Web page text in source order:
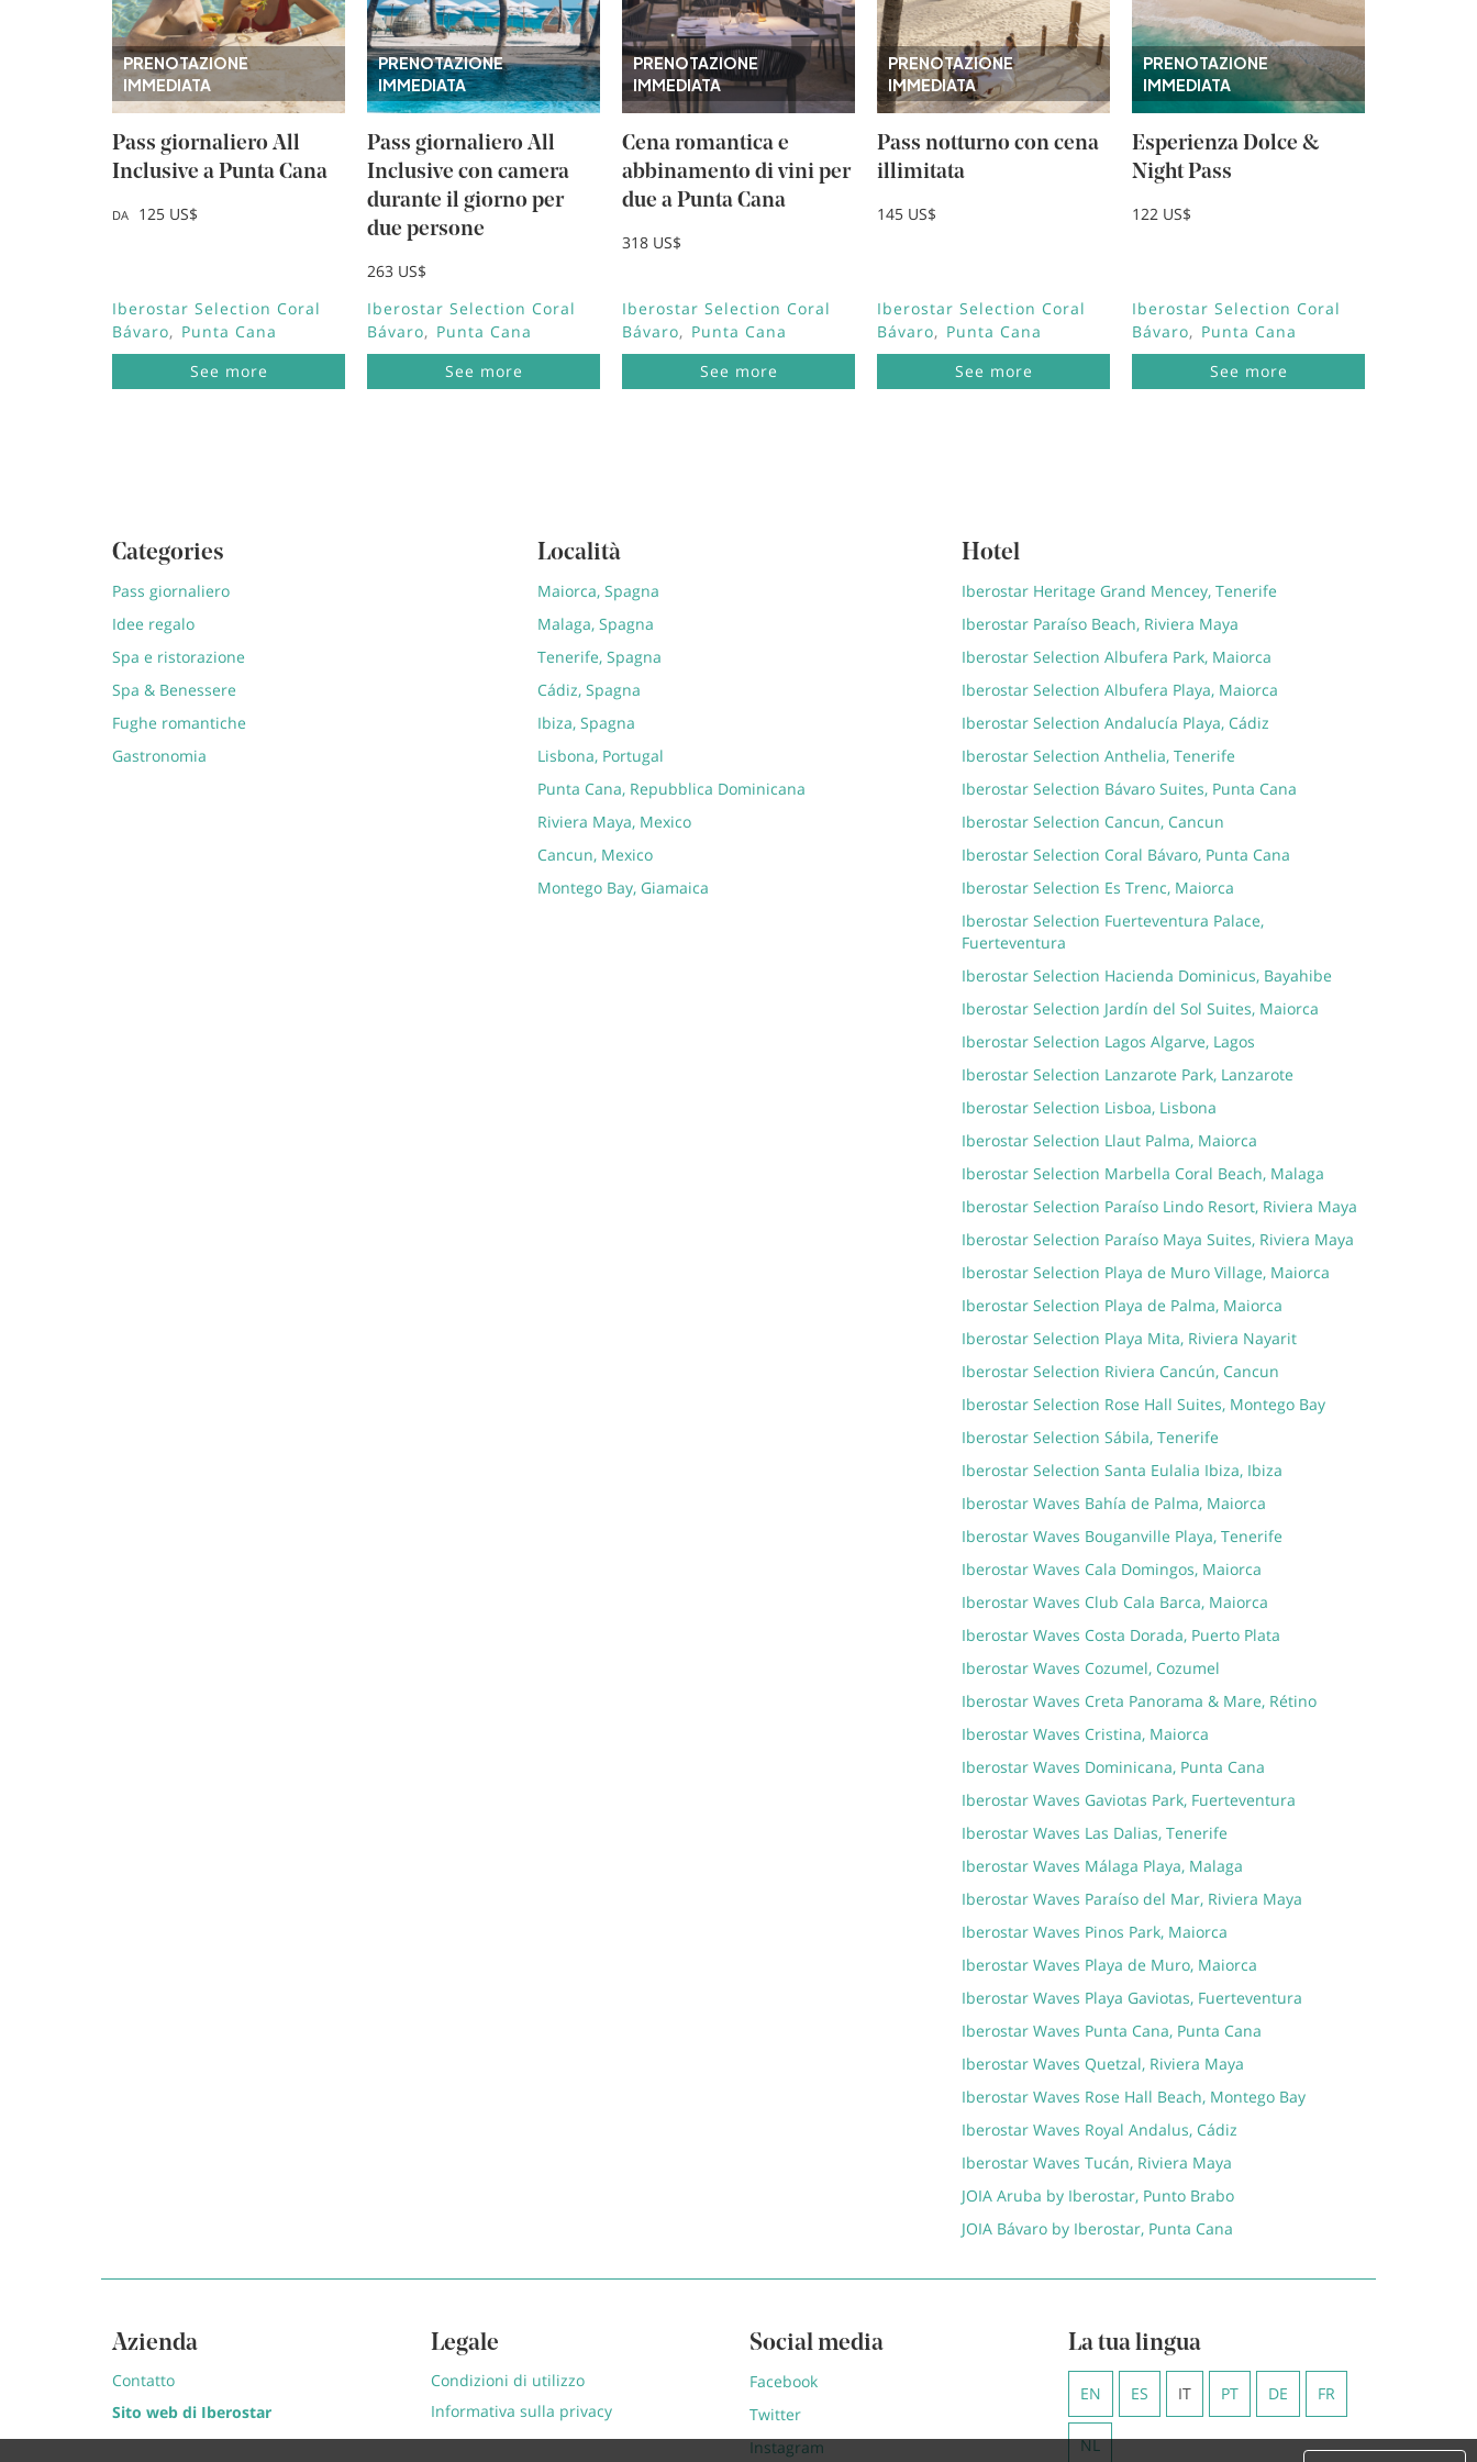
Cádiz, Spagna
Lisbona, Portugal
Punta Cana, Repubblica Dominicana
Riviera Maya, Mexico
Cancun, Mexico
Fuerteventura, Spagna
Montego Bay, Giamaica
Lagos, Portugal
Lanzarote, Spagna
Bayahibe, Repubblica Dominicana
Rétino , Grecia
Trelawny, Giamaica
PRENOTAZIONE
IMMEDIATA
Pass giornaliero All
Inclusive a Punta Cana
DA 125 US$
Iberostar Selection Coral
Bávaro
Punta Cana
See more
PRENOTAZIONE
IMMEDIATA
Pass giornaliero All
Inclusive con camera
durante il giorno per
due persone
263 US$
Iberostar Selection Coral
Bávaro
Punta Cana
See more
PRENOTAZIONE
IMMEDIATA
Cena romantica e
abbinamento di vini per
due a Punta Cana
318 US$
Iberostar Selection Coral
Bávaro
Punta Cana
See more
PRENOTAZIONE
IMMEDIATA
Pass notturno con cena
illimitata
145 US$
Iberostar Selection Coral
Bávaro
Punta Cana
See more
PRENOTAZIONE
IMMEDIATA
Esperienza Dolce &
Night Pass
122 US$
Iberostar Selection Coral
Bávaro
Punta Cana
See more
Categories
Pass giornaliero
Idee regalo
Spa e ristorazione
Spa & Benessere
Fughe romantiche
Gastronomia
Località
Maiorca, Spagna
Malaga, Spagna
Tenerife, Spagna
Cádiz, Spagna
Ibiza, Spagna
Lisbona, Portugal
Punta Cana, Repubblica Dominicana
Riviera Maya, Mexico
Cancun, Mexico
Montego Bay, Giamaica
Hotel
Iberostar Heritage Grand Mencey, Tenerife
Iberostar Paraíso Beach, Riviera Maya
Iberostar Selection Albufera Park, Maiorca
Iberostar Selection Albufera Playa, Maiorca
Iberostar Selection Andalucía Playa, Cádiz
Iberostar Selection Anthelia, Tenerife
Iberostar Selection Bávaro Suites, Punta Cana
Iberostar Selection Cancun, Cancun
Iberostar Selection Coral Bávaro, Punta Cana
Iberostar Selection Es Trenc, Maiorca
Iberostar Selection Fuerteventura Palace,
Fuerteventura
Iberostar Selection Hacienda Dominicus, Bayahibe
Iberostar Selection Jardín del Sol Suites, Maiorca
Iberostar Selection Lagos Algarve, Lagos
Iberostar Selection Lanzarote Park, Lanzarote
Iberostar Selection Lisboa, Lisbona
Iberostar Selection Llaut Palma, Maiorca
Iberostar Selection Marbella Coral Beach, Malaga
Iberostar Selection Paraíso Lindo Resort, Riviera Maya
Iberostar Selection Paraíso Maya Suites, Riviera Maya
Iberostar Selection Playa de Muro Village, Maiorca
Iberostar Selection Playa de Palma, Maiorca
Iberostar Selection Playa Mita, Riviera Nayarit
Iberostar Selection Riviera Cancún, Cancun
Iberostar Selection Rose Hall Suites, Montego Bay
Iberostar Selection Sábila, Tenerife
Iberostar Selection Santa Eulalia Ibiza, Ibiza
Iberostar Waves Bahía de Palma, Maiorca
Iberostar Waves Bouganville Playa, Tenerife
Iberostar Waves Cala Domingos, Maiorca
Iberostar Waves Club Cala Barca, Maiorca
Iberostar Waves Costa Dorada, Puerto Plata
Iberostar Waves Cozumel, Cozumel
Iberostar Waves Creta Panorama & Mare, Rétino
Iberostar Waves Cristina, Maiorca
Iberostar Waves Dominicana, Punta Cana
Iberostar Waves Gaviotas Park, Fuerteventura
Iberostar Waves Las Dalias, Tenerife
Iberostar Waves Málaga Playa, Malaga
Iberostar Waves Paraíso del Mar, Riviera Maya
Iberostar Waves Pinos Park, Maiorca
Iberostar Waves Playa de Muro, Maiorca
Iberostar Waves Playa Gaviotas, Fuerteventura
Iberostar Waves Punta Cana, Punta Cana
Iberostar Waves Quetzal, Riviera Maya
Iberostar Waves Rose Hall Beach, Montego Bay
Iberostar Waves Royal Andalus, Cádiz
Iberostar Waves Tucán, Riviera Maya
JOIA Aruba by Iberostar, Punto Brabo
JOIA Bávaro by Iberostar, Punta Cana
Azienda
Contatto
Sito web di Iberostar
Legale
Condizioni di utilizzo
Informativa sulla privacy
Social media
Facebook
Twitter
Instagram
La tua lingua
EN ES IT PT DE FR
NL